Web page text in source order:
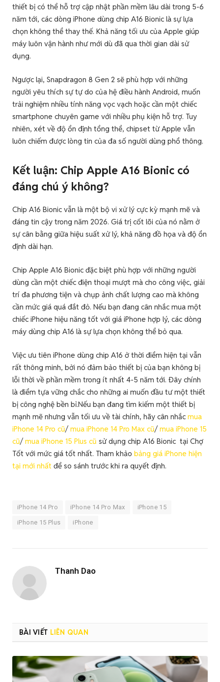
thiết bị có thể hỗ trợ cập nhật phần mềm lâu dài trong 5-6
năm tới, các dòng iPhone dùng chip A16 Bionic là sự lựa
chọn không thể thay thế. Khả năng tối ưu của Apple giúp
máy luôn vận hành như mới dù đã qua thời gian dài sử
dụng.
Ngược lại, Snapdragon 8 Gen 2 sẽ phù hợp với những
người yêu thích sự tự do của hệ điều hành Android, muốn
trải nghiệm nhiều tính năng vọc vạch hoặc cần một chiếc
smartphone chuyên game với nhiều phụ kiện hỗ trợ. Tuy
nhiên, xét về độ ổn định tổng thể, chipset từ Apple vẫn
luôn chiếm được lòng tin của đa số người dùng phổ thông.
Kết luận: Chip Apple A16 Bionic có
đáng chú ý không?
Chip A16 Bionic vẫn là một bộ vi xử lý cực kỳ mạnh mẽ và
đáng tin cậy trong năm 2026. Giá trị cốt lõi của nó nằm ở
sự cân bằng giữa hiệu suất xử lý, khả năng đồ họa và độ ổn
định dài hạn.
Chip Apple A16 Bionic đặc biệt phù hợp với những người
dùng cần một chiếc điện thoại mượt mà cho công việc, giải
trí đa phương tiện và chụp ảnh chất lượng cao mà không
cần mức giá quá đắt đỏ. Nếu bạn đang cân nhắc mua một
chiếc iPhone hiệu năng tốt với giá iPhone hợp lý, các dòng
máy dùng chip A16 là sự lựa chọn không thể bỏ qua.
Việc ưu tiên iPhone dùng chip A16 ở thời điểm hiện tại vẫn
rất thông minh, bởi nó đảm bảo thiết bị của bạn không bị
lỗi thời về phần mềm trong ít nhất 4-5 năm tới. Đây chính
là điểm tựa vững chắc cho những ai muốn đầu tư một thiết
bị công nghệ bền bỉ.Nếu bạn đang tìm kiếm một thiết bị
mạnh mẽ nhưng vẫn tối ưu về tài chính, hãy cân nhắc mua
iPhone 14 Pro cũ/ mua iPhone 14 Pro Max cũ/ mua iPhone 15
cũ/ mua iPhone 15 Plus cũ sử dụng chip A16 Bionic tại Chợ
Tốt với mức giá tốt nhất. Tham khảo bảng giá iPhone hiện
tại mới nhất để so sánh trước khi ra quyết định.
iPhone 14 Pro iPhone 14 Pro Max iPhone 15
iPhone 15 Plus iPhone
Thanh Dao
BÀI VIẾT LIÊN QUAN